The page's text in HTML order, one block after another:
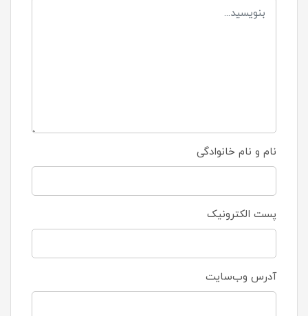
نام و نام خانوادگی
پست الکترونیک
آدرس وب‌سایت